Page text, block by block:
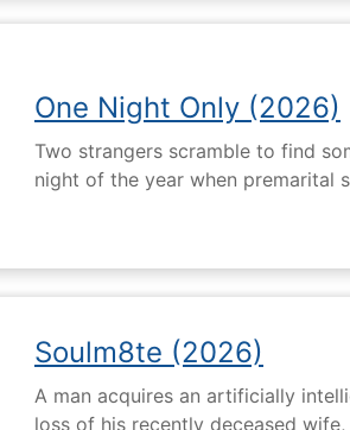
One Night Only (2026)
Two strangers scramble to find
night of the year when premarital
Soulm8te (2026)
A man acquires an artificially
loss of his recently deceased